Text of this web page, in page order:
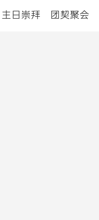
主日崇拜 团契聚会